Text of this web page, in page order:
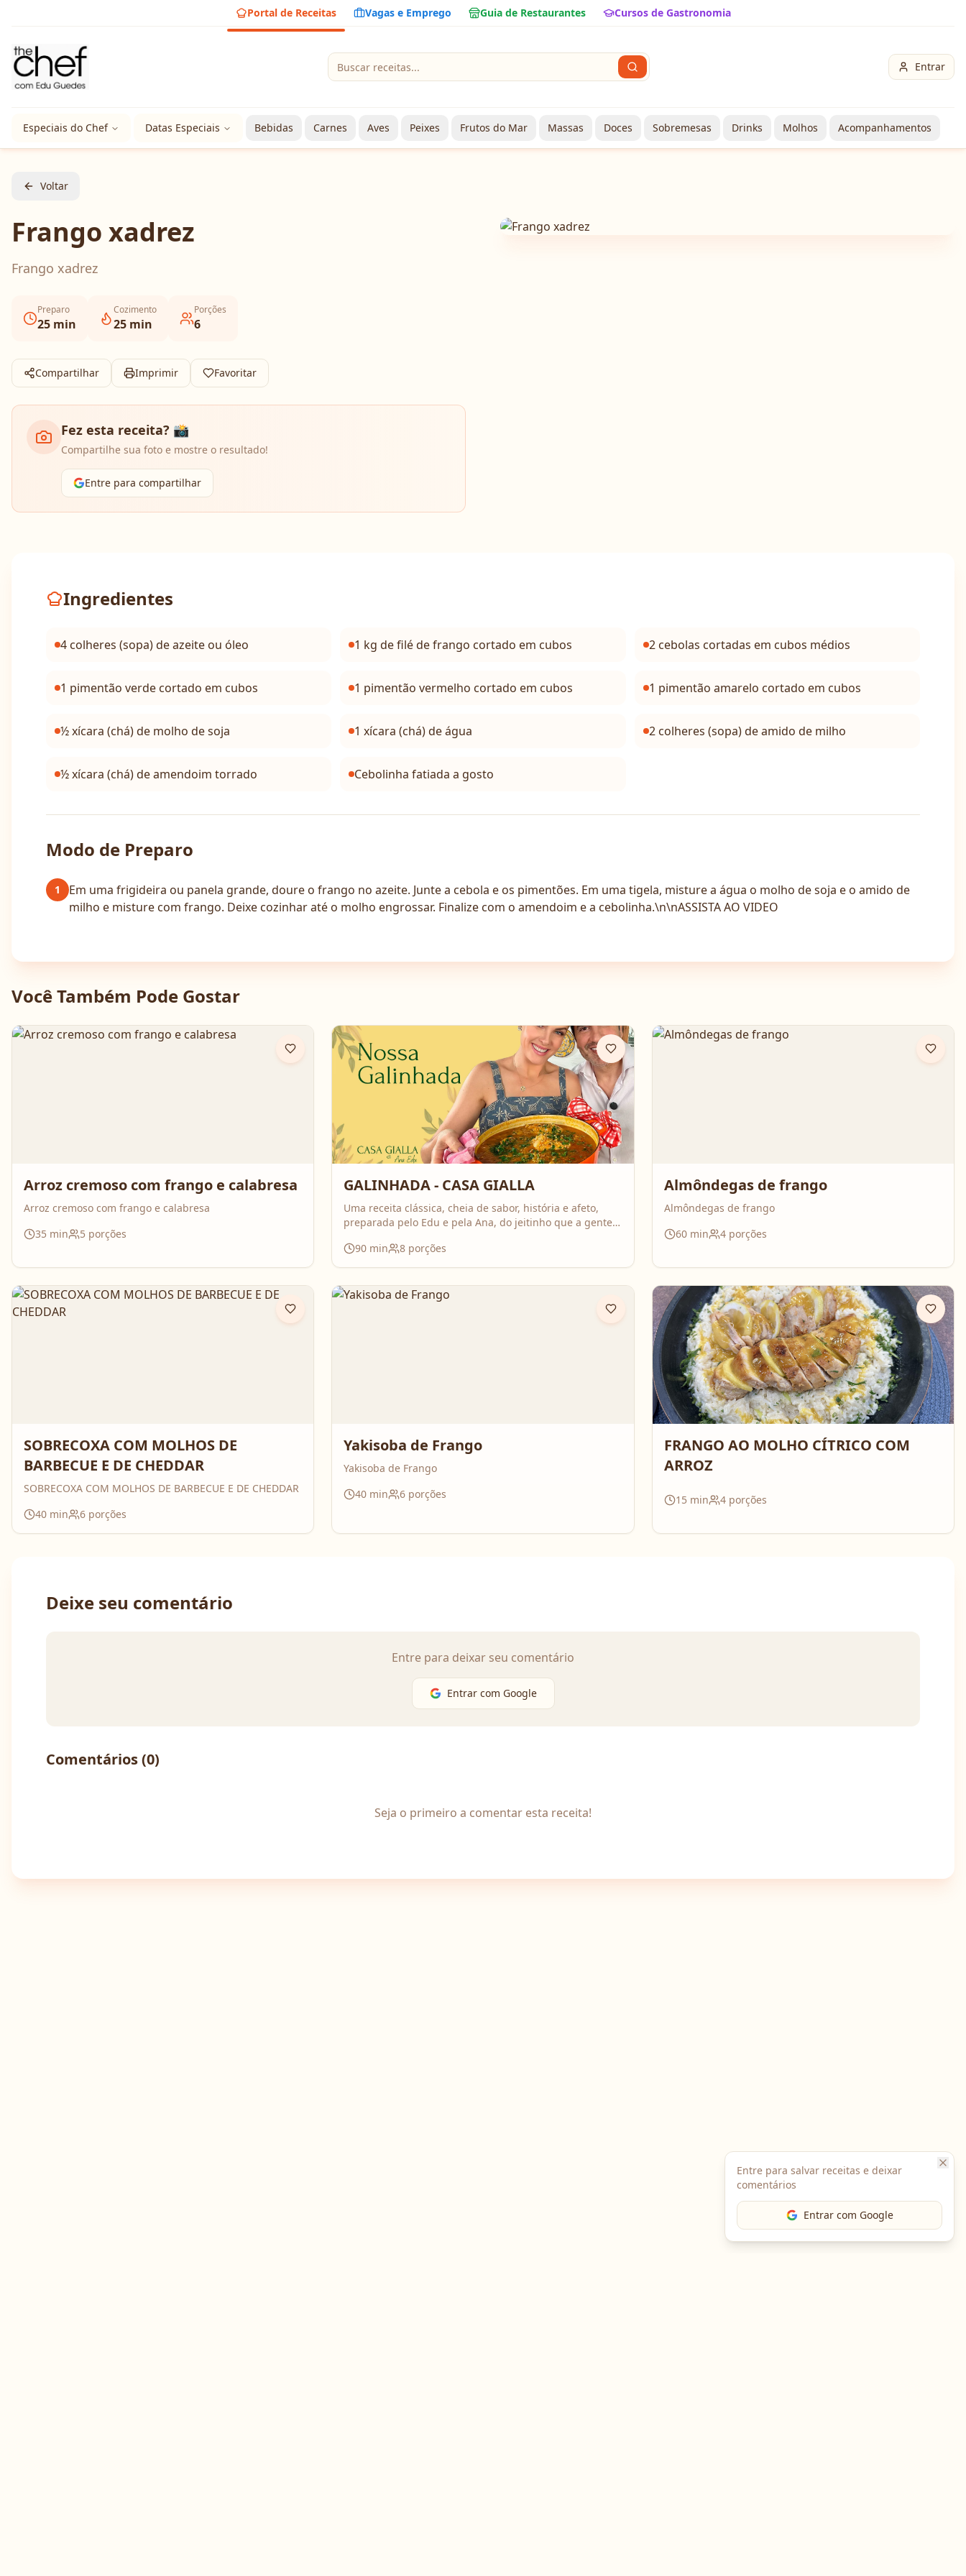
Entre para salvar receitas e deixar
comentários
Entrar com Google
Portal de Receitas Vagas e Emprego Guia de Restaurantes Cursos de Gastronomia
Entrar
Especiais do Chef Datas Especiais Bebidas Carnes Aves Peixes Frutos do Mar Massas Doces Sobremesas Drinks Molhos Acompanhamentos
Voltar
Frango xadrez
Frango xadrez
Preparo
25 min
Cozimento
25 min
Porções
6
Compartilhar Imprimir Favoritar
Fez esta receita? 📸
Compartilhe sua foto e mostre o resultado!
Entre para compartilhar
Ingredientes
4 colheres (sopa) de azeite ou óleo 1 kg de filé de frango cortado em cubos 2 cebolas cortadas em cubos médios
1 pimentão verde cortado em cubos 1 pimentão vermelho cortado em cubos 1 pimentão amarelo cortado em cubos
½ xícara (chá) de molho de soja 1 xícara (chá) de água 2 colheres (sopa) de amido de milho
½ xícara (chá) de amendoim torrado Cebolinha fatiada a gosto
Modo de Preparo
1
Em uma frigideira ou panela grande, doure o frango no azeite. Junte a cebola e os pimentões. Em uma tigela, misture a água o molho de soja e o amido de
milho e misture com frango. Deixe cozinhar até o molho engrossar. Finalize com o amendoim e a cebolinha.\n\nASSISTA AO VIDEO
Você Também Pode Gostar
Arroz cremoso com frango e calabresa
Arroz cremoso com frango e calabresa
35 min 5 porções
GALINHADA - CASA GIALLA
Uma receita clássica, cheia de sabor, história e afeto,
preparada pelo Edu e pela Ana, do jeitinho que a gente
Nesse vídeo, compartilham o passo a passo completo da
galinhada, com dicas importantes para deixar o frango
perfuma a casa inteira. É daquelas receitas que reúnem
90 min 8 porções
Almôndegas de frango
Almôndegas de frango
60min 4porções
SOBRECOXA COM MOLHOS DE
BARBECUE E DE CHEDDAR
SOBRECOXA COM MOLHOS DE BARBECUE E DE CHEDDAR
40 min 6 porções
Yakisoba de Frango
Yakisoba de Frango
40 min 6 porções
FRANGO AO MOLHO CÍTRICO COM
ARROZ
15min 4porções
Deixe seu comentário
Entre para deixar seu comentário
Entrar com Google
Comentários (0)
Seja o primeiro a comentar esta receita!